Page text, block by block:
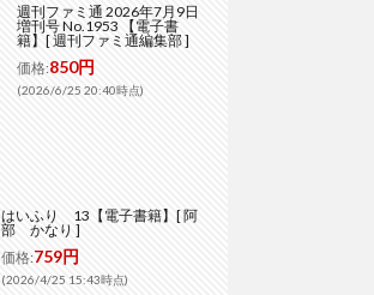
週刊ファミ通 2026年7月9日
増刊号 No.1953 【電子書
籍】[ 週刊ファミ通編集部 ]
価格:850円
(2026/6/25 20:40時点)
はいふり 13【電子書籍】[ 阿
部 かなり ]
価格:759円
(2026/4/25 15:43時点)